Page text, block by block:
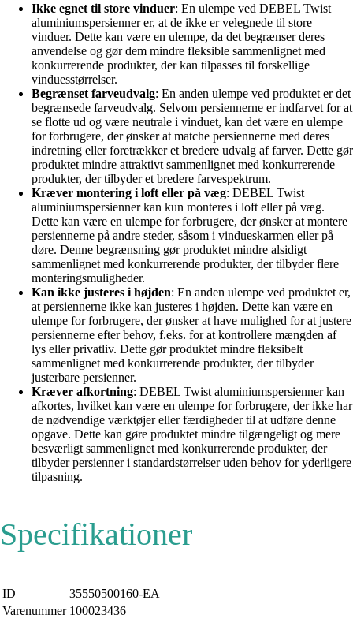
Ikke egnet til store vinduer: En ulempe ved DEBEL Twist
aluminiumspersienner er, at de ikke er velegnede til store
vinduer. Dette kan være en ulempe, da det begrænser deres
anvendelse og gør dem mindre fleksible sammenlignet med
konkurrerende produkter, der kan tilpasses til forskellige
vinduesstørrelser.
Begrænset farveudvalg: En anden ulempe ved produktet er det
begrænsede farveudvalg. Selvom persiennerne er indfarvet for at
se flotte ud og være neutrale i vinduet, kan det være en ulempe
for forbrugere, der ønsker at matche persiennerne med deres
indretning eller foretrækker et bredere udvalg af farver. Dette gør
produktet mindre attraktivt sammenlignet med konkurrerende
produkter, der tilbyder et bredere farvespektrum.
Kræver montering i loft eller på væg: DEBEL Twist
aluminiumspersienner kan kun monteres i loft eller på væg.
Dette kan være en ulempe for forbrugere, der ønsker at montere
persiennerne på andre steder, såsom i vindueskarmen eller på
døre. Denne begrænsning gør produktet mindre alsidigt
sammenlignet med konkurrerende produkter, der tilbyder flere
monteringsmuligheder.
Kan ikke justeres i højden: En anden ulempe ved produktet er,
at persiennerne ikke kan justeres i højden. Dette kan være en
ulempe for forbrugere, der ønsker at have mulighed for at justere
persiennerne efter behov, f.eks. for at kontrollere mængden af
lys eller privatliv. Dette gør produktet mindre fleksibelt
sammenlignet med konkurrerende produkter, der tilbyder
justerbare persienner.
Kræver afkortning: DEBEL Twist aluminiumspersienner kan
afkortes, hvilket kan være en ulempe for forbrugere, der ikke har
de nødvendige værktøjer eller færdigheder til at udføre denne
opgave. Dette kan gøre produktet mindre tilgængeligt og mere
besværligt sammenlignet med konkurrerende produkter, der
tilbyder persienner i standardstørrelser uden behov for yderligere
tilpasning.
Specifikationer
ID
35550500160-EA
Varenummer 100023436